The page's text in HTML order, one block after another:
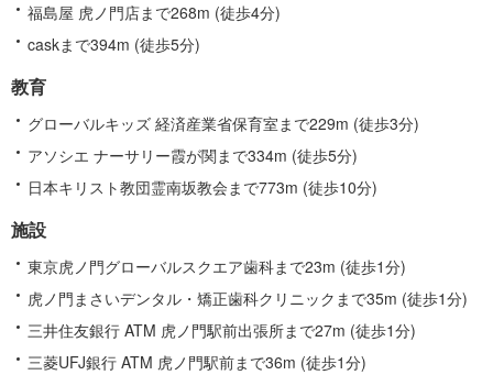
福島屋 虎ノ門店まで268m (徒歩4分)
caskまで394m (徒歩5分)
教育
グローバルキッズ 経済産業省保育室まで229m (徒歩3分)
アソシエ ナーサリー霞が関まで334m (徒歩5分)
日本キリスト教団霊南坂教会まで773m (徒歩10分)
施設
東京虎ノ門グローバルスクエア歯科まで23m (徒歩1分)
虎ノ門まさいデンタル・矯正歯科クリニックまで35m (徒歩1分)
三井住友銀行 ATM 虎ノ門駅前出張所まで27m (徒歩1分)
三菱UFJ銀行 ATM 虎ノ門駅前まで36m (徒歩1分)